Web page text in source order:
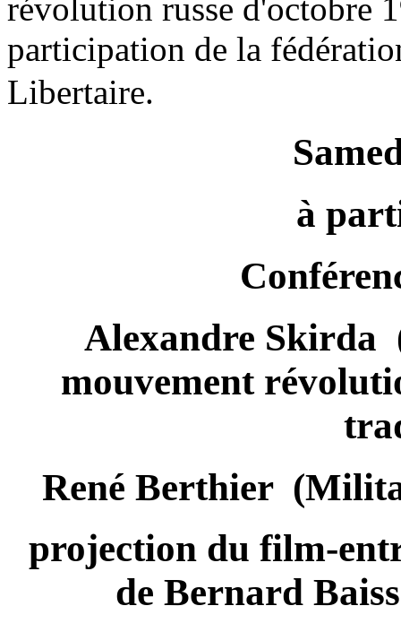
révolution russe d'octobre
participation de la
Libertaire.
à
Alexandre Skirda
mouvement
René Berthier
projection du film-
de Bernard